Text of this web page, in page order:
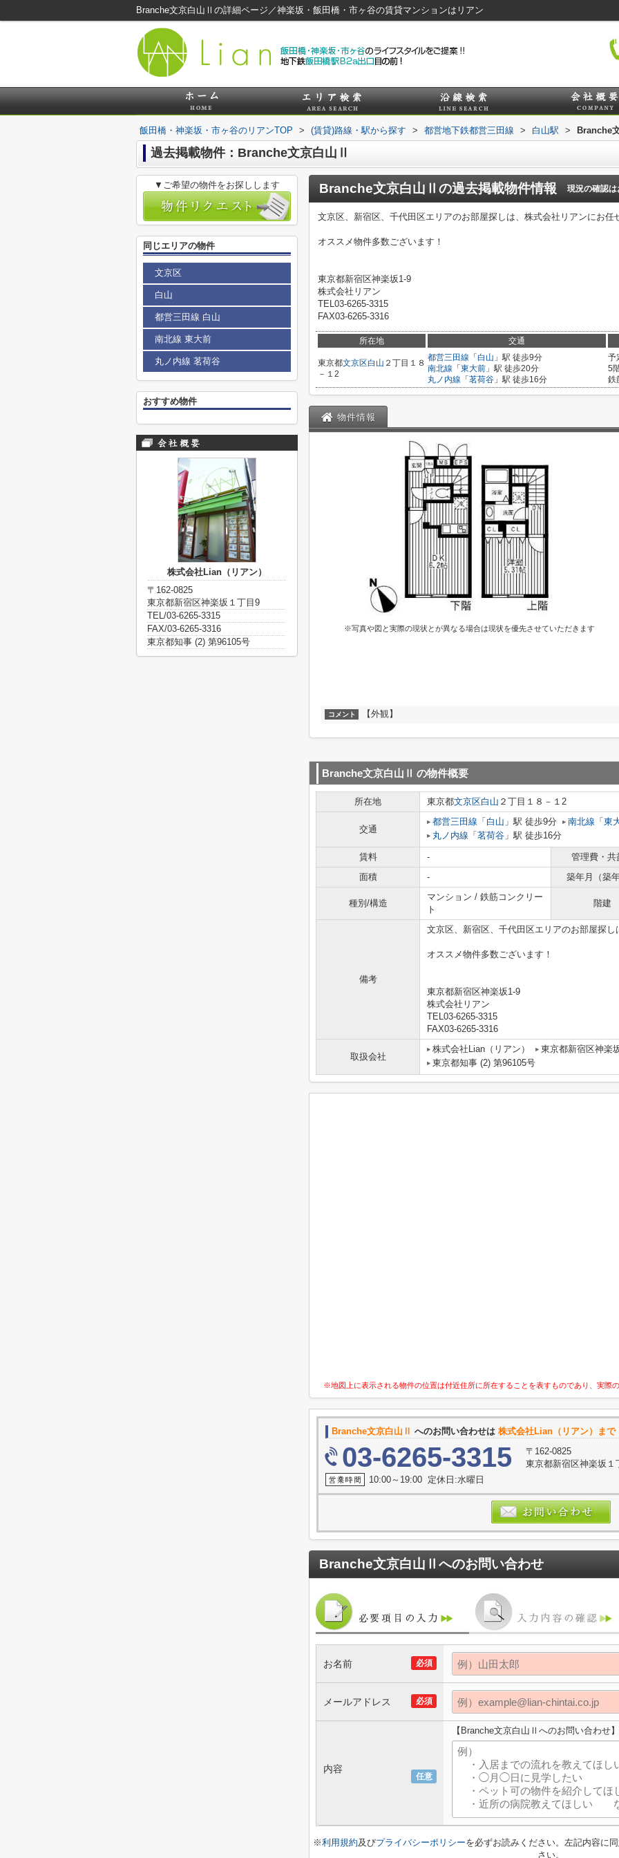
Branche文京白山Ⅱの詳細ページ／神楽坂・飯田橋・市ヶ谷の賃貸マンションはリアン
飯田橋・神楽坂・市ヶ谷のリアンTOP > (賃貸)路線・駅から探す > 都営地下鉄都営三田線 > 白山駅 > Branche
過去掲載物件：Branche文京白山Ⅱ
Branche文京白山Ⅱ の過去掲載物件情報 現況の確認
文京区、新宿区、千代田区エリアのお部屋探しは、株式会社リアンにお任
オススメ物件多数ございます！
東京都新宿区神楽坂1-9
株式会社リアン
TEL03-6265-3315
FAX03-6265-3316
所在地 交通
東京都文京区白山 ２丁目１８
－１2
都営三田線 「 白山 」駅 徒歩9分
南北線 「 東大前 」駅 徒歩20分
丸ノ内線 「 茗荷谷 」駅 徒歩16分
予
5
鉄
物件情報
※写真や図と実際の現状とが異なる場合は現状を優先させていただきます
コメント 【外観】
Branche文京白山Ⅱ の物件概要
所在地 東京都文京区白山 ２丁目１８－１2
交通
都営三田線 「 白山 」駅 徒歩9分 南北線 「 東
丸ノ内線 「 茗荷谷 」駅 徒歩16分
賃料 -
管理費・共
面積
- 築年月（築
種別/構造
マンション / 鉄筋コンクリー
ト
階建
備考
文京区、新宿区、千代田区エリアのお部屋探
オススメ物件多数ございます！
東京都新宿区神楽坂1-9
株式会社リアン
TEL03-6265-3315
FAX03-6265-3316
取扱会社
株式会社Lian（リアン）
東京都新宿区神楽
東京都知事 (2) 第96105号
※地図上に表示される物件の位置は付近住所に所在することを表すものであり、実際
Branche文京白山Ⅱ へのお問い合わせは 株式会社Lian（リアン）まで
03-6265-3315
〒162-0825
東京都新宿区神楽坂
10:00～19:00 定休日:水曜日
Branche文京白山Ⅱ へのお問い合わせ
必須
お名前
必須
メールアドレス
任意
内容
【Branche文京白山Ⅱへのお問い合わせ】
※利用規約及びプライバシーポリシーを必ずお読みください。左記内容に
さい。
▼ご希望の物件をお探しします
同じエリアの物件
文京区
白山
都営三田線 白山
南北線 東大前
丸ノ内線 茗荷谷
おすすめ物件
株式会社Lian（リアン）
〒162-0825
東京都新宿区神楽坂１丁目9
TEL/03-6265-3315
FAX/03-6265-3316
東京都知事 (2) 第96105号